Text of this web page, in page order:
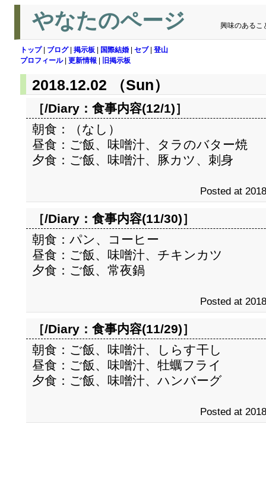
やなたのページ 興味のあるこ
トップ| ブログ| 掲示板 国際結婚 セブ| 登山
プロフィール| 更新情報 旧掲示板
2018.12.02 （Sun）
［/Diary： 食事内容(12/1)］
朝食：（なし）
昼食：ご飯、味噌汁、タラのバター焼
夕食：ご飯、味噌汁、豚カツ、刺身
Posted at
［/Diary： 食事内容(11/30)］
朝食：パン、コーヒー
昼食：ご飯、味噌汁、チキンカツ
夕食：ご飯、常夜鍋
Posted at
［/Diary： 食事内容(11/29)］
朝食：ご飯、味噌汁、しらす干し
昼食：ご飯、味噌汁、牡蠣フライ
夕食：ご飯、味噌汁、ハンバーグ
Posted at